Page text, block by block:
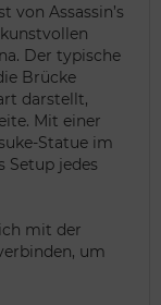
Assassin’s
Der typische
Brücke
darstellt,
Mit einer
Statue im
Setup jedes
mit der
um